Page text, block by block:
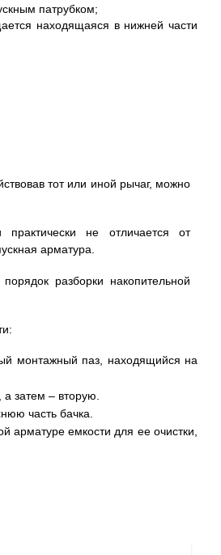
патрубком;
находящаяся в нижней части
тот или иной рычаг, можно
не отличается от
арматура.
разборки накопительной
монтажный паз, находящийся на
затем – вторую.
часть бачка.
арматуре емкости для ее очистки,